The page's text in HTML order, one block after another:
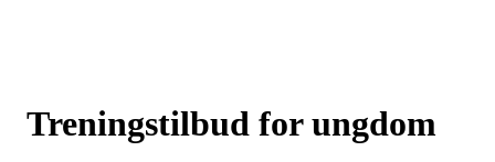
Treningstilbud for ungdom